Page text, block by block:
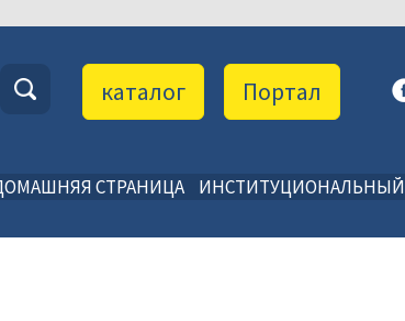
Портал
каталог
СТРАНИЦА ИНСТИТУЦИОНАЛЬНЫЙ